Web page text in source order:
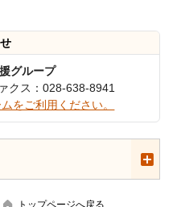
グループ
クス：028-638-8941
をご利用ください。
トップページへ戻る